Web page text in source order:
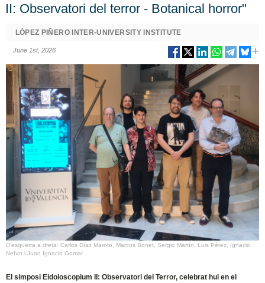
II: Observatori del terror - Botanical horror"
LÓPEZ PIÑERO INTER-UNIVERSITY INSTITUTE
June 1st, 2026
D'esquerra a dreta: Carlos Díaz Maroto, Marcos Bonet, Sergio Martín, Luis Pérez, Ignacio
Nebot i Juan Ignacio Gomar
El simposi Eidoloscopium II: Observatori del Terror, celebrat hui en el